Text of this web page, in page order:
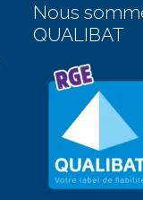
Nous
QUALIBAT